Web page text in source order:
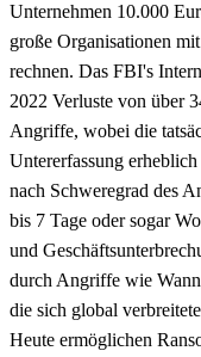
Unternehmen 10.000
große Organisationen
rechnen. Das FBI's
2022 Verluste von über
Angriffe, wobei die
Untererfassung
nach Schweregrad des
bis 7 Tage oder sogar
und
durch Angriffe wie
die sich global
Heute ermöglichen